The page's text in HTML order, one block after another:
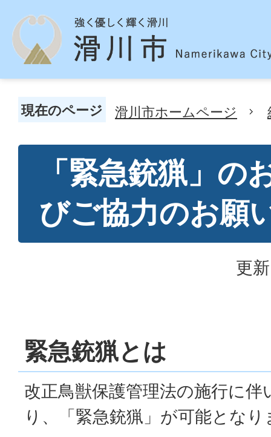
現在のページ 滑川市ホームページ
「緊急銃猟」の
びご協力のお願
更
緊急銃猟とは
改正鳥獣保護管理法の施行に伴
り、「緊急銃猟」が可能とな